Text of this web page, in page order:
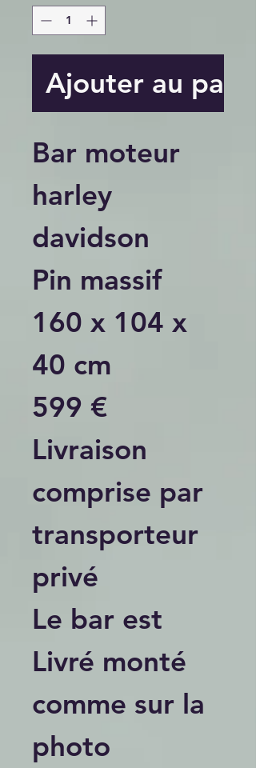
Ajouter au
Bar moteur
harley
davidson
Pin massif
160 x 104 x
40 cm
599 €
Livraison
comprise par
transporteur
privé
Le bar est
Livré monté
comme sur la
photo